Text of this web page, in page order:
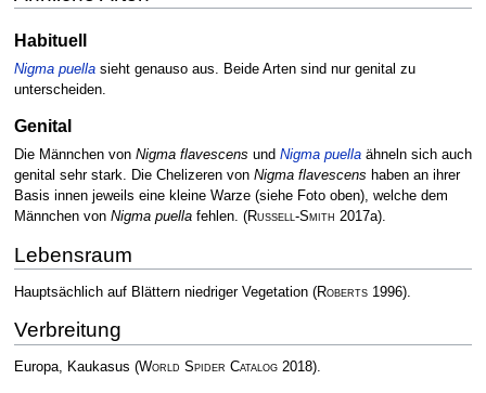
Habituell
Nigma puellasieht genauso aus. Beide Arten sind nur genital zu
unterscheiden.
Genital
Die Männchen von Nigma flavescens und Nigma puellaähneln sich auch
genital sehr stark. Die Chelizeren von Nigma flavescens haben an ihrer
Basis innen jeweils eine kleine Warze (siehe Foto oben), welche dem
Männchen von Nigma puellafehlen. (Russell-Smith 2017a).
Lebensraum
Hauptsächlich auf Blättern niedriger Vegetation (Roberts1996).
Verbreitung
Europa, Kaukasus (World Spider Catalog2018).